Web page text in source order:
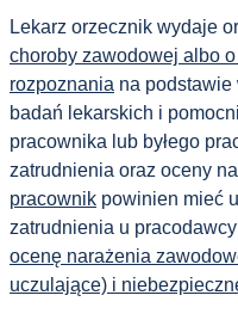
Lekarz orzecznik wydaje
choroby zawodowej albo
rozpoznania na
badań lekarskich i
pracownika lub byłego
zatrudnienia oraz oceny
pracownik powinien mieć
zatrudnienia u
ocenę narażenia
uczulające) i